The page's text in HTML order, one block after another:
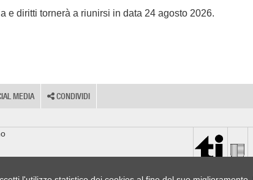
e diritti tornerà a riunirsi in data 24 agosto 2026.
MEDIA CONDIVIDI